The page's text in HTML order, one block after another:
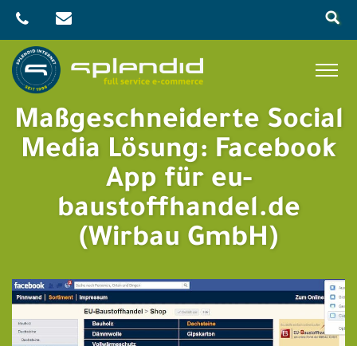
content
Menu
Referenzen
Leistungen
Shop
Maßgeschneiderte Social
Media Lösung: Facebook
App für eu-
baustoffhandel.de
(Wirbau GmbH)